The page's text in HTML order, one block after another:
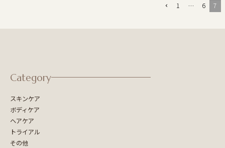
1
… 6 7
Category
スキンケア
ボディケア
ヘアケア
トライアル
その他